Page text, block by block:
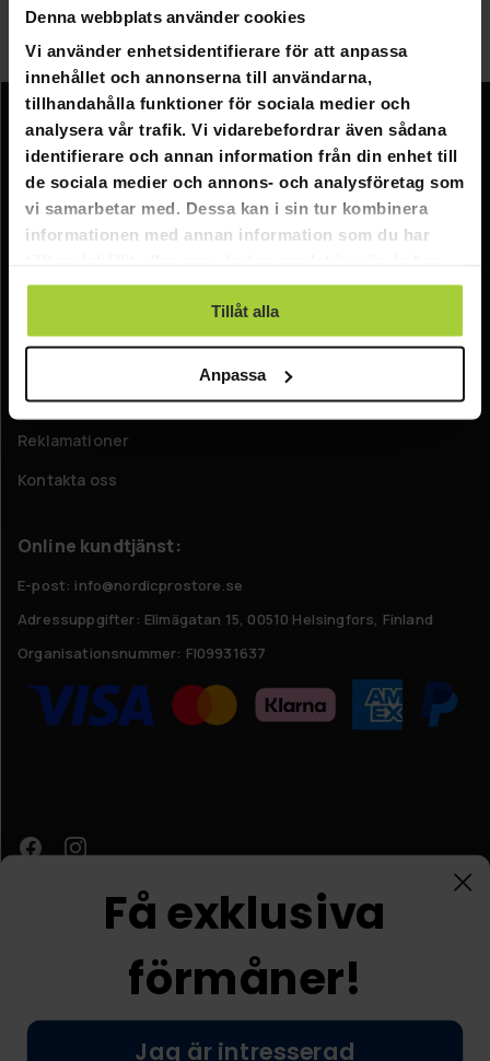
Denna webbplats använder cookies
Vi använder enhetsidentifierare för att anpassa
innehållet och annonserna till användarna,
tillhandahålla funktioner för sociala medier och
analysera vår trafik. Vi vidarebefordrar även sådana
identifierare och annan information från din enhet till
de sociala medier och annons- och analysföretag som
vi samarbetar med. Dessa kan i sin tur kombinera
informationen med annan information som du har
använt deras tjänster.
Tillåt alla
Anpassa
Provdockor
Information
Företagsinformation
Om oss
Kundtjänst
Returer
Reklamationer
Kontakta oss
Online kundtjänst:
E-post: info@nordicprostore.se
Adressuppgifter: Elimägatan 15, 00510 Helsingfors, Finland
Organisationsnummer: FI09931637
© Nordic Prostore 2026
Få exklusiva
förmåner!
Jag är intresserad